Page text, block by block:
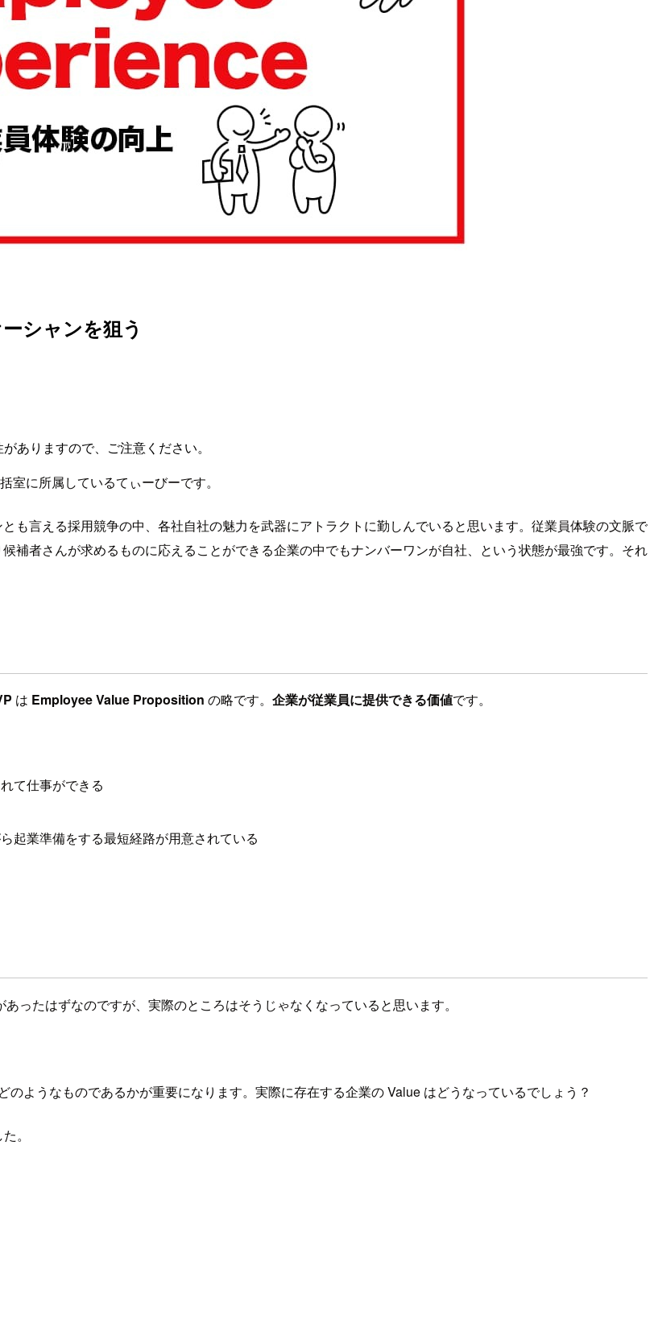
シャンを狙う
ありますので、ご注意ください。
室に所属しているてぃーびーです。
も言える採用競争の中、各社自社の魅力を武器にアトラクトに勤しんでいると思います。従業員体験の文脈で
補者さんが求めるものに応えることができる企業の中でもナンバーワンが自社、という状態が最強です。それ
は Employee Value Proposition の略です。 企業が従業員に提供できる価値です。
て仕事ができる
起業準備をする最短経路が用意されている
ったはずなのですが、実際のところはそうじゃなくなっていると思います。
ようなものであるかが重要になります。実際に存在する企業の Value はどうなっているでしょう？
。